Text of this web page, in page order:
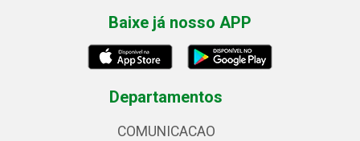
Baixe já nosso APP
Departamentos
COMUNICACAO